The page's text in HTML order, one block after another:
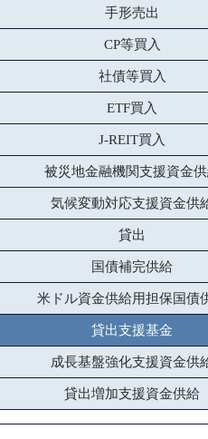
手形売出
CP等買入
社債等買入
ETF買入
J-REIT買入
被災地金融機関支援資金
気候変動対応支援資金供
貸出
国債補完供給
米ドル資金供給用担保国債
貸出支援基金
成長基盤強化支援資金供
貸出増加支援資金供給